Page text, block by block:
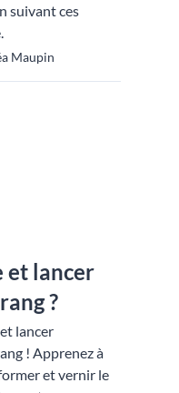
suivant ces
Maupin
et lancer
?
lancer
! Apprenez à
et vernir le